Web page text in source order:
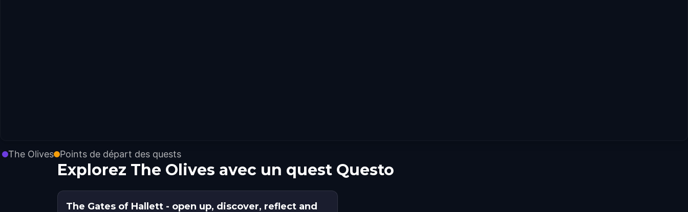
The Olives Points de départ des quests
Explorez The Olives avec un quest Questo
The Gates of Hallett - open up, discover, reflect and